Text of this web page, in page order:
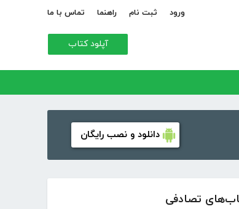
ورود ثبت نام راهنما تماس با ما
آپلود کتاب
دانلود و نصب رایگان
تصادفی